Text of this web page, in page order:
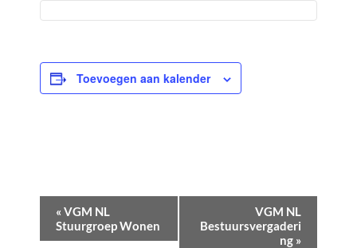
Toevoegen aan kalender
« VGM NL
Stuurgroep Wonen
VGM NL
Bestuursvergaderi
ng »